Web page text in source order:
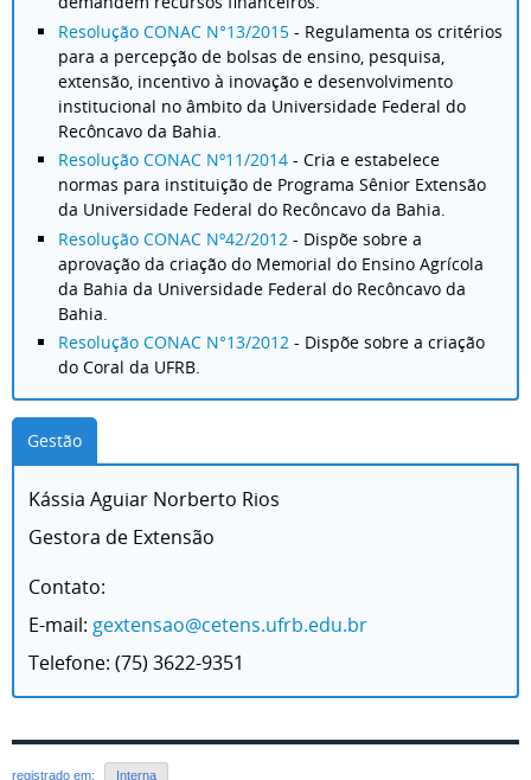
Resolução CONAC N°13/2015 - Regulamenta os critérios
para a percepção de bolsas de ensino, pesquisa,
extensão, incentivo à inovação e desenvolvimento
institucional no âmbito da Universidade Federal do
Recôncavo da Bahia.
Resolução CONAC Nº11/2014 - Cria e estabelece
normas para instituição de Programa Sênior Extensão
da Universidade Federal do Recôncavo da Bahia.
Resolução CONAC Nº42/2012 - Dispõe sobre a
aprovação da criação do Memorial do Ensino Agrícola
da Bahia da Universidade Federal do Recôncavo da
Bahia.
Resolução CONAC N°13/2012 - Dispõe sobre a criação
do Coral da UFRB.
Gestão
Kássia Aguiar Norberto Rios
Gestora de Extensão
Contato:
E-mail: gextensao@cetens.ufrb.edu.br
Telefone: (75) 3622-9351
registrado em: Interna